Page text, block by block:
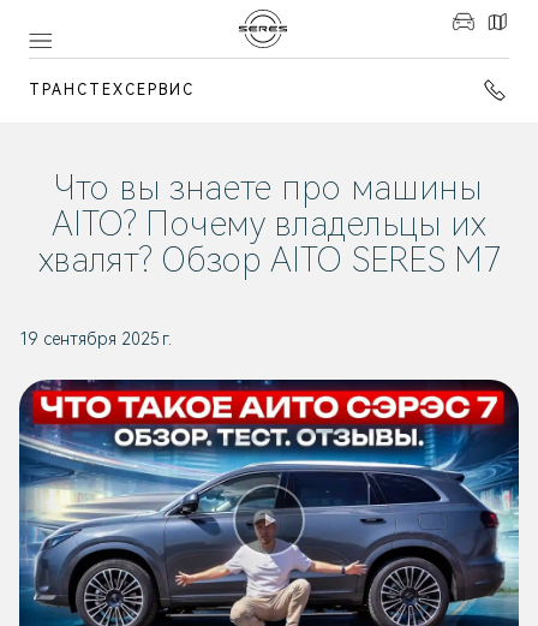
ТРАНСТЕХСЕРВИС
Что вы знаете про машины
AITO? Почему владельцы их
хвалят? Обзор AITO SERES M7
19 сентября 2025 г.